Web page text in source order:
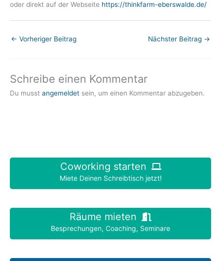
oder direkt auf der Webseite https://thinkfarm-eberswalde.de/
← Vorheriger Beitrag Nächster Beitrag →
Schreibe einen Kommentar
Du musst angemeldet sein, um einen Kommentar abzugeben.
Coworking starten
Miete Deinen Schreibtisch jetzt!
Räume mieten
Besprechungen, Coaching, Seminare